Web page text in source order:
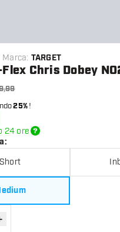
Marca: TARGET
Chris Dobey
25%!
24 ore
:
Short
quantitàquantità